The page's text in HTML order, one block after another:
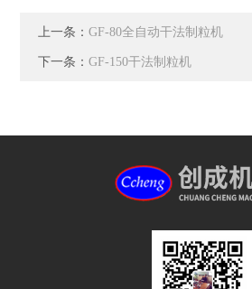
上一条：GF-80全自动干法制粒机
下一条：GF-150干法制粒机